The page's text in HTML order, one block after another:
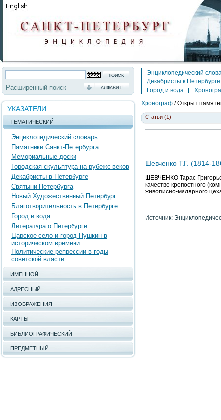
Расширенный поиск АЛФАВИТ
УКАЗАТЕЛИ
ТЕМАТИЧЕСКИЙ
Энциклопедический словарь
Памятники Санкт-Петербурга
Мемориальные доски
Городская скульптура на рубеже веков
Декабристы в Петербурге
Святыни Петербурга
Новый Художественный Петербург
Благотворительность в Петербурге
Город и вода
Литература о Петербурге
Царское село и город Пушкин в
историческом времени
Политические репрессии в годы
советской власти
ИМЕННОЙ
АДРЕСНЫЙ
ИЗОБРАЖЕНИЯ
КАРТЫ
БИБЛИОГРАФИЧЕСКИЙ
ПРЕДМЕТНЫЙ
Энциклопедический
Декабристы в Петербурге
Город и вода
Хронограф / Открыт
Статьи (1)
Шевченко Т.Г. (1814-
ШЕВЧЕНКО Тарас
качестве крепостного
живописно-малярного
Источник: